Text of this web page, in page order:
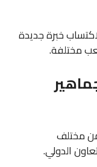
خبرة جديدة
مختلفة.
مختلف
الدولي.